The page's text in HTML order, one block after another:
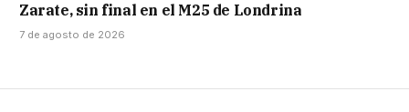
Zarate, sin final en el M25 de Londrina
7 de agosto de 2026